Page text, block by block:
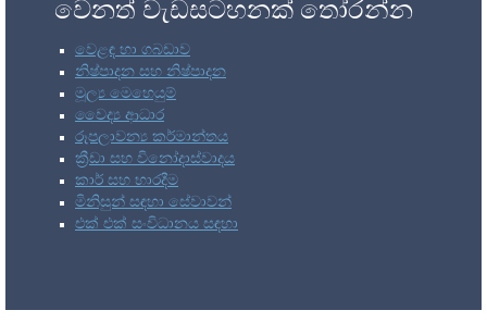
වෙනත් වැඩසටහනක් තෝරන්න
වෙළඳ හා ගබඩාව
නිෂ්පාදන සහ නිෂ්පාදන
මූල්‍ය මෙහෙයුම්
වෛද්‍ය ආධාර
රූපලාවන්‍ය කර්මාන්තය
ක්‍රීඩා සහ විනෝදාස්වාදය
කාර් සහ භාරදීම
මිනිසුන් සඳහා සේවාවන්
එක් එක් සංවිධානය සඳහා